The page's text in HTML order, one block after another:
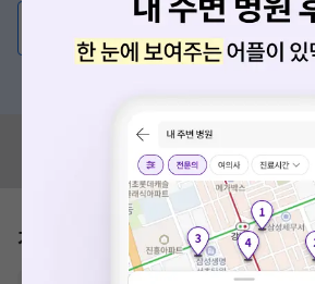
💬 무엇이든 물어보세요
혹은, 의료상담 서비스에 다양한 게
혹시 잘못된 병원정보가 있나요?
모두닥 팀에 알려주세요!
가격표